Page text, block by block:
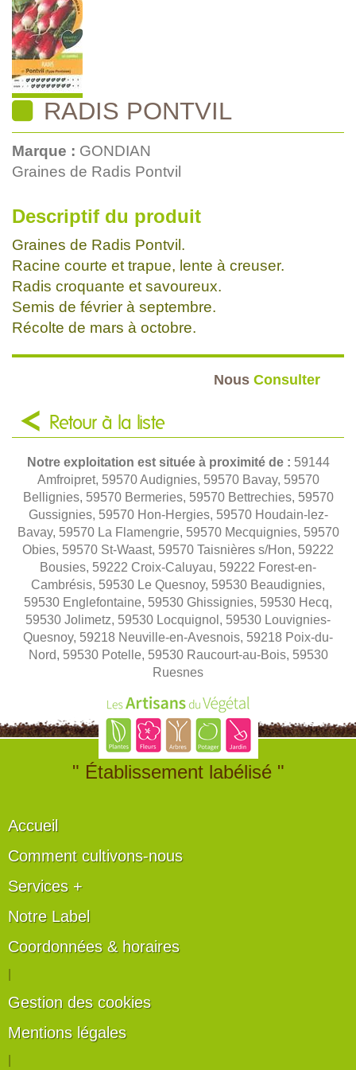
RADIS PONTVIL
Marque : GONDIAN
Graines de Radis Pontvil
Descriptif du produit
Graines de Radis Pontvil.
Racine courte et trapue, lente à creuser.
Radis croquante et savoureux.
Semis de février à septembre.
Récolte de mars à octobre.
Nous Consulter
Retour à la liste
Notre exploitation est située à proximité de : 59144
Amfroipret, 59570 Audignies, 59570 Bavay, 59570
Bellignies, 59570 Bermeries, 59570 Bettrechies, 59570
Gussignies, 59570 Hon-Hergies, 59570 Houdain-lez-
Bavay, 59570 La Flamengrie, 59570 Mecquignies, 59570
Obies, 59570 St-Waast, 59570 Taisnières s/Hon, 59222
Bousies, 59222 Croix-Caluyau, 59222 Forest-en-
Cambrésis, 59530 Le Quesnoy, 59530 Beaudignies,
59530 Englefontaine, 59530 Ghissignies, 59530 Hecq,
59530 Jolimetz, 59530 Locquignol, 59530 Louvignies-
Quesnoy, 59218 Neuville-en-Avesnois, 59218 Poix-du-
Nord, 59530 Potelle, 59530 Raucourt-au-Bois, 59530
Ruesnes
" Établissement labélisé "
Accueil
Comment cultivons-nous
Services +
Notre Label
Coordonnées & horaires
Gestion des cookies
Mentions légales